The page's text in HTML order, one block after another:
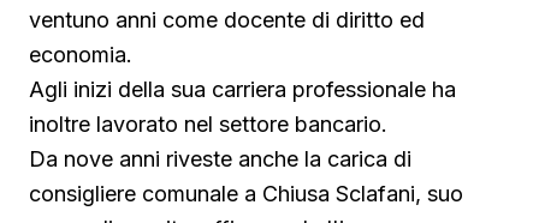
ventuno anni come docente di diritto ed
economia.
Agli inizi della sua carriera professionale ha
inoltre lavorato nel settore bancario.
Da nove anni riveste anche la carica di
consigliere comunale a Chiusa Sclafani, suo